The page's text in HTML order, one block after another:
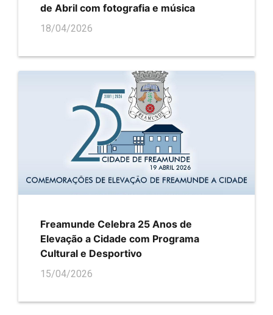
de Abril com fotografia e música
18/04/2026
Freamunde Celebra 25 Anos de
Elevação a Cidade com Programa
Cultural e Desportivo
15/04/2026